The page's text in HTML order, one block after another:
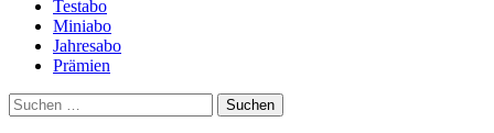
Testabo
Miniabo
Jahresabo
Prämien
Suchen
nach: